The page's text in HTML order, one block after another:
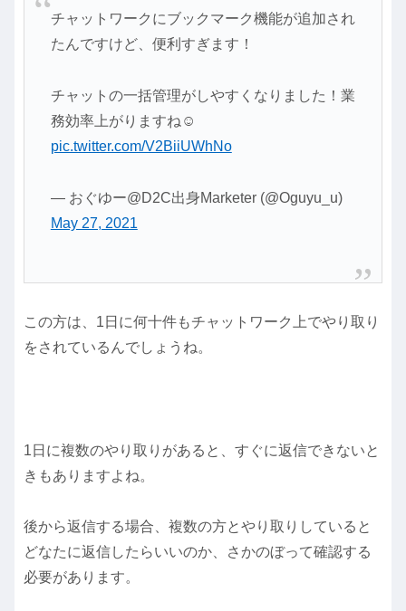
チャットワークにブックマーク機能が追加され
たんですけど、便利すぎます！
チャットの一括管理がしやすくなりました！業
務効率上がりますね☺️
pic.twitter.com/V2BiiUWhNo
— おぐゆー@D2C出身Marketer (@Oguyu_u)
May 27, 2021
この方は、1日に何十件もチャットワーク上でやり取り
をされているんでしょうね。
1日に複数のやり取りがあると、すぐに返信できないと
きもありますよね。
後から返信する場合、複数の方とやり取りしていると
どなたに返信したらいいのか、さかのぼって確認する
必要があります。